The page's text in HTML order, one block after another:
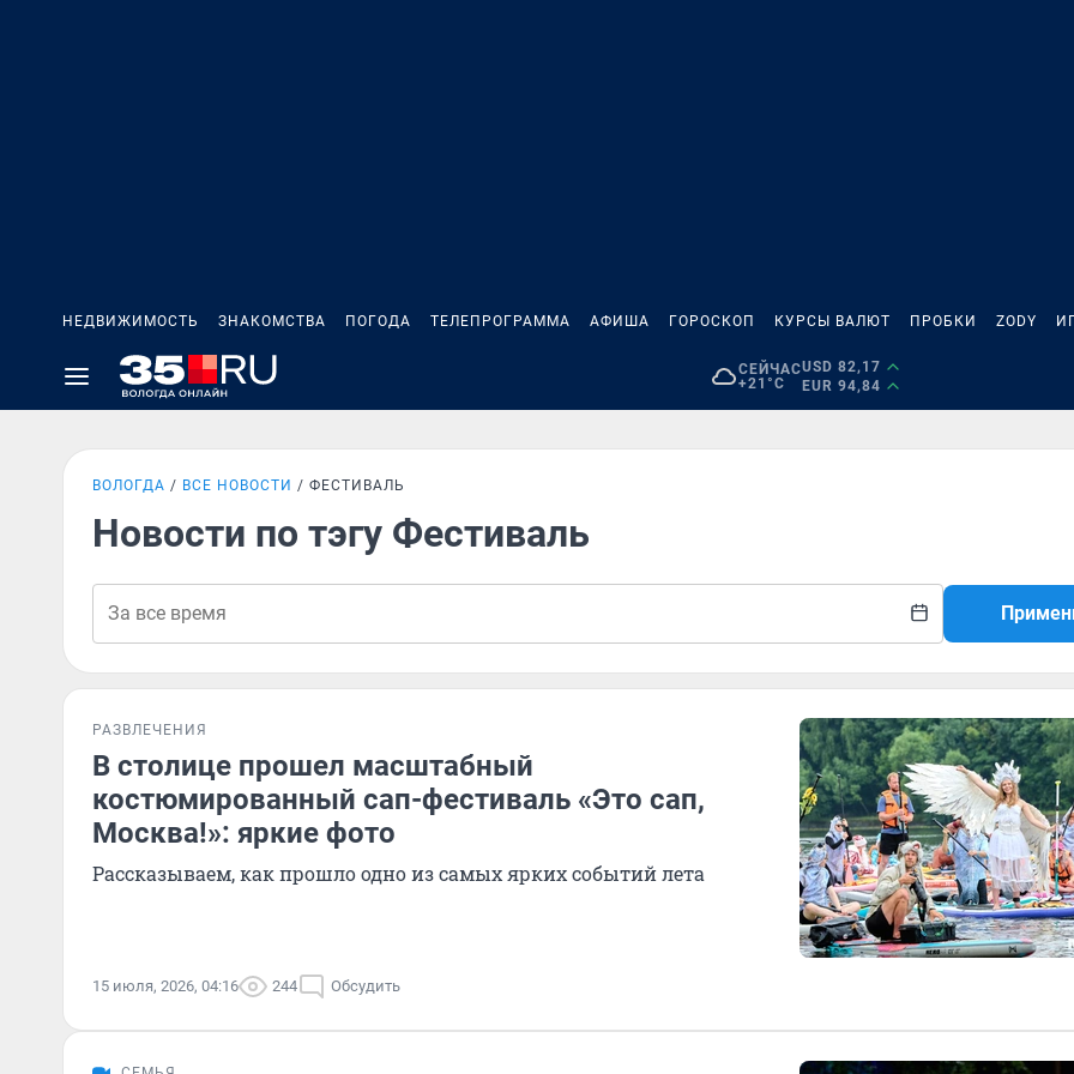
НЕДВИЖИМОСТЬ ЗНАКОМСТВА ПОГОДА ТЕЛЕПРОГРАММА АФИША ГОРОСКОП КУРСЫ ВАЛЮТ ПРОБКИ ZODY
СЕЙЧАС
+21°C
USD 82,17
EUR 94,84
ВОЛОГДА ВСЕ НОВОСТИ ФЕСТИВАЛЬ
Новости по тэгу Фестиваль
РАЗВЛЕЧЕНИЯ
В столице прошел масштабный
костюмированный сап-фестиваль «Это сап,
Москва!»: яркие фото
Рассказываем, как прошло одно из самых ярких событий лета
15 июля, 2026, 04:16 244 Обсудить